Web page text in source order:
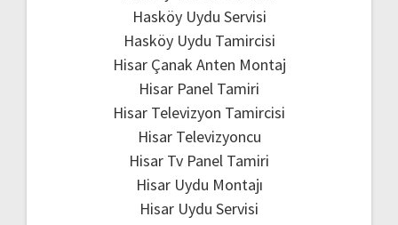
Hasköy Uydu Servisi
Hasköy Uydu Tamircisi
Hisar Çanak Anten Montaj
Hisar Panel Tamiri
Hisar Televizyon Tamircisi
Hisar Televizyoncu
Hisar Tv Panel Tamiri
Hisar Uydu Montajı
Hisar Uydu Servisi